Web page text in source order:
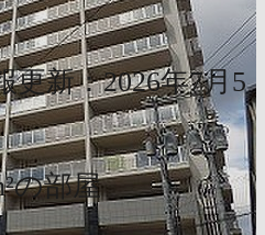
更新：2026年7月5
の部屋